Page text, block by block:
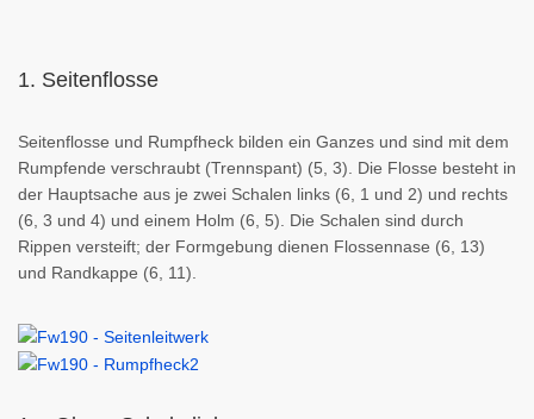
1. Seitenflosse
Seitenflosse und Rumpfheck bilden ein Ganzes und sind mit dem
Rumpfende verschraubt (Trennspant) (5, 3). Die Flosse besteht in
der Hauptsache aus je zwei Schalen links (6, 1 und 2) und rechts
(6, 3 und 4) und einem Holm (6, 5). Die Schalen sind durch
Rippen versteift; der Formgebung dienen Flossennase (6, 13)
und Randkappe (6, 11).